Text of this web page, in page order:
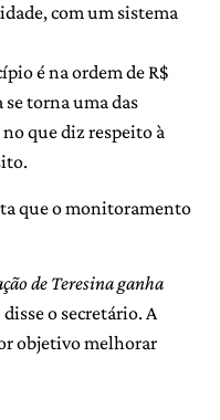
com um sistema
é na ordem de R$
torna uma das
que diz respeito à
que o monitoramento
de Teresina ganha
disse o secretário. A
objetivo melhorar